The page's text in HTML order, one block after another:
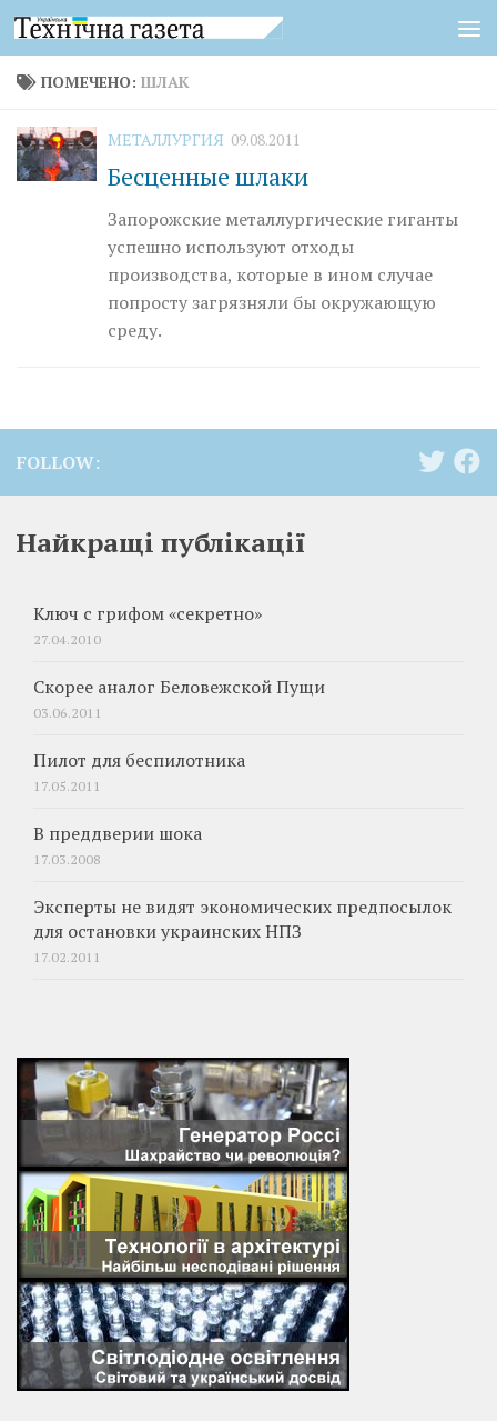
Перейти к содержимому
ПОМЕЧЕНО: ШЛАК
МЕТАЛЛУРГИЯ 09.08.2011
Бесценные шлаки
Запорожские металлургические гиганты
успешно используют отходы
производства, которые в ином случае
попросту загрязняли бы окружающую
среду.
FOLLOW:
Найкращі публікації
Ключ с грифом «секретно»
27.04.2010
Скорее аналог Беловежской Пущи
03.06.2011
Пилот для беспилотника
17.05.2011
В преддверии шока
17.03.2008
Эксперты не видят экономических предпосылок
для остановки украинских НПЗ
17.02.2011